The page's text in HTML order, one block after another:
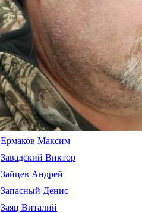
Ермаков Максим
Завадский Виктор
Зайцев Андрей
Запасный Денис
Заяц Виталий